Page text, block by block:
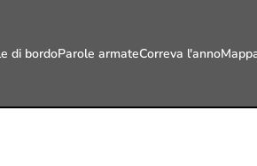
di bordoParole armateCorreva l'anno